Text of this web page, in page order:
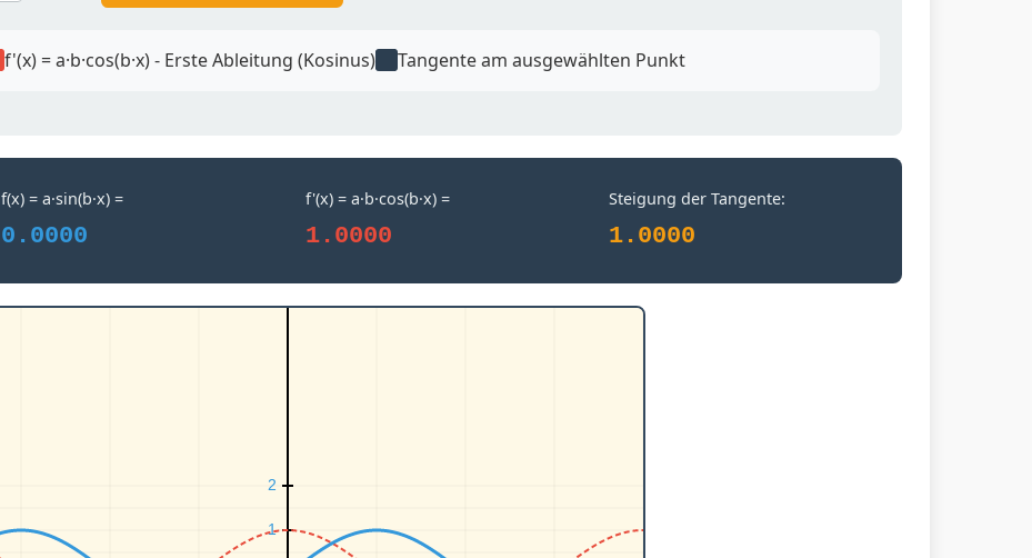
f'(x) = a·b·cos(b·x) - Erste Ableitung (Kosinus) Tangente am ausgewählten Punkt
f(x) = a·sin(b·x) =
0.0000
f'(x) = a·b·cos(b·x) =
1.0000
Steigung der Tangente:
1.0000